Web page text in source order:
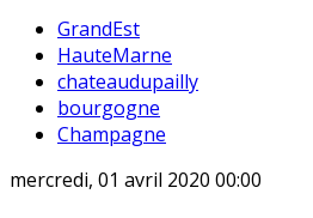
GrandEst
HauteMarne
chateaudupailly
bourgogne
Champagne
mercredi, 01 avril 2020 00:00